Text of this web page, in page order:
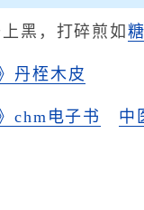
黑，打碎煎如糖
丹桎木皮
chm电子书 中